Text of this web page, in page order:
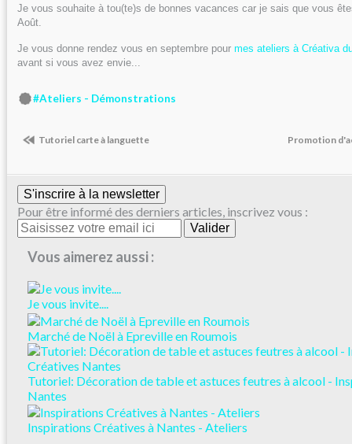
Je vous souhaite à tou(te)s de bonnes vacances car je sais que vous
Août.
Je vous donne rendez vous en septembre pour mes ateliers à Créativa
avant si vous avez envie...
#Ateliers - Démonstrations
Tutoriel carte à languette Promotion
S'inscrire à la newsletter
Pour être informé des derniers articles, inscrivez vous :
Vous aimerez aussi :
Je vous invite....
Marché de Noël à Epreville en Roumois
Tutoriel: Décoration de table et astuces feutres à alcool -
Nantes
Inspirations Créatives à Nantes - Ateliers